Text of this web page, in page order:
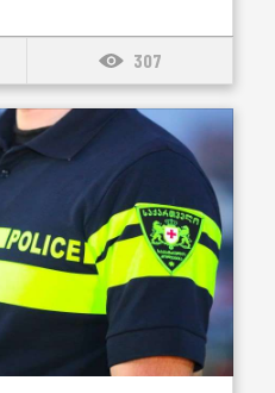
307